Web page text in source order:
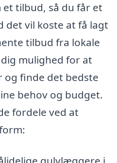
tilbud, så du får et
det vil koste at få lagt
tilbud fra lokale
mulighed for at
og finde det bedste
behov og budget.
fordele ved at